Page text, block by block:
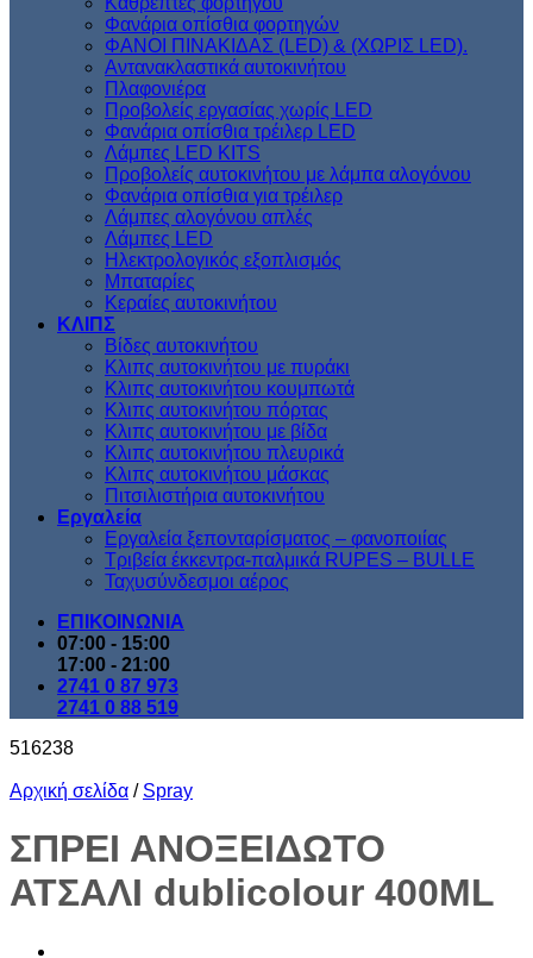
Φανάρια οπίσθια φορτηγών
ΦΑΝΟΙ ΠΙΝΑΚΙΔΑΣ (LED) & (XΩΡΙΣ LED).
Aντανακλαστικά αυτοκινήτου
Πλαφονιέρα
Προβολείς εργασίας χωρίς LED
Φανάρια οπίσθια τρέιλερ LED
Λάμπες LED KITS
Προβολείς αυτοκινήτου με λάμπα αλογόνου
Φανάρια οπίσθια για τρέιλερ
Λάμπες αλογόνου απλές
Λάμπες LED
Ηλεκτρολογικός εξοπλισμός
Μπαταρίες
Κεραίες αυτοκινήτου
ΚΛΙΠΣ
Βίδες αυτοκινήτου
Kλιπς αυτοκινήτου με πυράκι
Kλιπς αυτοκινήτου κουμπωτά
Κλιπς αυτοκινήτου πόρτας
Κλιπς αυτοκινήτου με βίδα
Kλιπς αυτοκινήτου πλευρικά
Kλιπς αυτοκινήτου μάσκας
Πιτσιλιστήρια αυτοκινήτου
Εργαλεία
Εργαλεία ξεπονταρίσματος – φανοποιίας
Τριβεία έκκεντρα-παλμικά RUPES – BULLE
Ταχυσύνδεσμοι αέρος
ΕΠΙΚΟΙΝΩΝΙΑ
07:00 - 15:00
17:00 - 21:00
2741 0 87 973
2741 0 88 519
516238
Αρχική σελίδα / Spray
ΣΠΡΕΙ ΑΝΟΞΕΙΔΩΤΟ
ΑΤΣΑΛΙ dublicolour 400ML